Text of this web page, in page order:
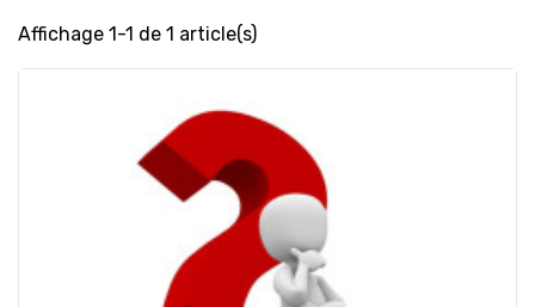
Affichage 1-1 de 1 article(s)